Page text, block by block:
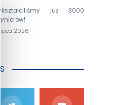
już 3000
lipca 2026